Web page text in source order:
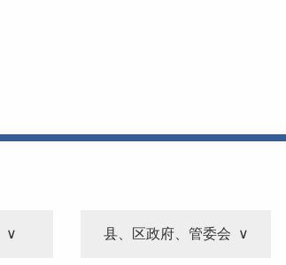
县、区政府、管委会